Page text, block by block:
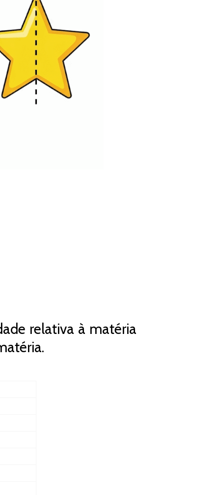
relativa à matéria